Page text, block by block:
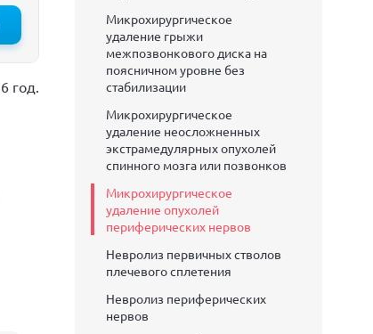
13:30
год.
Микрохирургическое
удаление грыжи
межпозвонкового диска на
поясничном уровне без
стабилизации
Микрохирургическое
удаление неосложненных
экстрамедулярных опухолей
спинного мозга или позвонков
Микрохирургическое
удаление опухолей
периферических нервов
Невролиз первичных стволов
плечевого сплетения
Невролиз периферических
нервов